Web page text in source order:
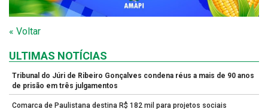
« Voltar
ULTIMAS NOTÍCIAS
Tribunal do Júri de Ribeiro Gonçalves condena réus a mais de 90 anos
de prisão em três julgamentos
Comarca de Paulistana destina R$ 182 mil para projetos sociais